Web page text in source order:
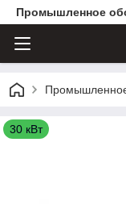
Промышленное
30 кВт